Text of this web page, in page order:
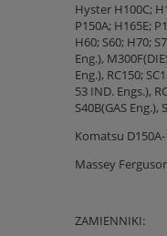
Hyster H100C;
P150A; H165E;
H60; S60; H70;
Eng.),
Eng.), RC150;
53 IND. Engs.),
S40B(GAS
Komatsu D150A-
Massey
ZAMIENNIKI: